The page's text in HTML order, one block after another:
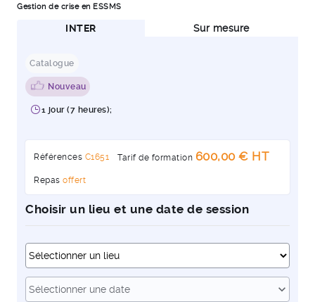
Gestion de crise en ESSMS
INTER Sur mesure
Catalogue
Nouveau
1 jour (7 heures);
Références C1651 Tarif de formation 600,00 € HT
Repas offert
Choisir un lieu et une date de session
Sélectionner une date
expand_more